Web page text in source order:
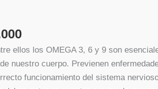
precio
actual
es:
$ 48.000.
ellos los OMEGA 3, 6 y 9 son
nuestro cuerpo. Previenen
funcionamiento del sistema